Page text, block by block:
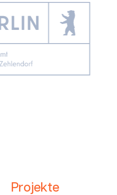
Projekte